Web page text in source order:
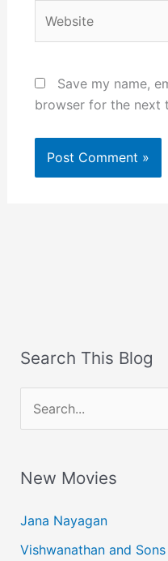
Save my name,
browser for the next
Search This Blog
e
r
h
f
New Movies
Jana Nayagan
Vishwanathan and Sons